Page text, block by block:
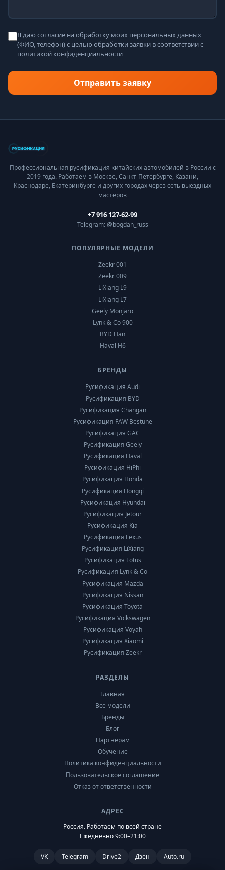
Я даю согласие на обработку моих персональных данных
(ФИО, телефон) с целью обработки заявки в соответствии с
политикой конфиденциальности
Отправить заявку
Профессиональная русификация китайских автомобилей в России с
2019 года. Работаем в Москве, Санкт-Петербурге, Казани,
Краснодаре, Екатеринбурге и других городах через сеть выездных
мастеров
+7 916 127-62-99
Telegram: @bogdan_russ
ПОПУЛЯРНЫЕ МОДЕЛИ
Zeekr 001
Zeekr 009
LiXiang L9
LiXiang L7
Geely Monjaro
Lynk & Co 900
BYD Han
Haval H6
БРЕНДЫ
Русификация Audi
Русификация BYD
Русификация Changan
Русификация FAW Bestune
Русификация GAC
Русификация Geely
Русификация Haval
Русификация HiPhi
Русификация Honda
Русификация Hongqi
Русификация Hyundai
Русификация Jetour
Русификация Kia
Русификация Lexus
Русификация LiXiang
Русификация Lotus
Русификация Lynk & Co
Русификация Mazda
Русификация Nissan
Русификация Toyota
Русификация Volkswagen
Русификация Voyah
Русификация Xiaomi
Русификация Zeekr
РАЗДЕЛЫ
Главная
Все модели
Бренды
Блог
Партнёрам
Обучение
Политика конфиденциальности
Пользовательское соглашение
Отказ от ответственности
АДРЕС
Россия. Работаем по всей стране
Ежедневно 9:00–21:00
VK Telegram Drive2 Дзен Auto.ru